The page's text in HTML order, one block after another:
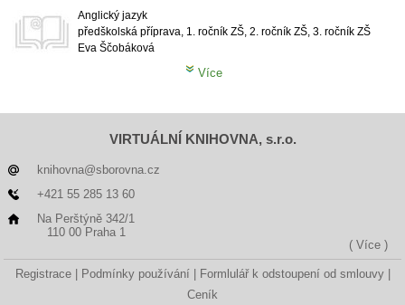
Anglický jazyk
předškolská příprava, 1. ročník ZŠ, 2. ročník ZŠ, 3. ročník ZŠ
Eva Ščobáková
Více
VIRTUÁLNÍ KNIHOVNA, s.r.o.
knihovna@sborovna.cz
+421 55 285 13 60
Na Perštýně 342/1
110 00 Praha 1
( Více )
Registrace Podmínky používání
Formlulář k odstoupení od smlouvy
Ceník